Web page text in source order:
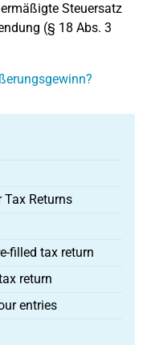
Steuersatz
(§ 18 Abs. 3
Tax Returns
filled tax return
return
entries